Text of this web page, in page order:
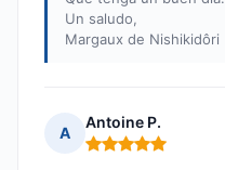
Un saludo,
Margaux de Nishikidôri
A
Antoine P.
Nota: 5 de 5